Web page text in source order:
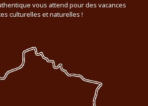
vous attend pour des vacances
culturelles et naturelles !